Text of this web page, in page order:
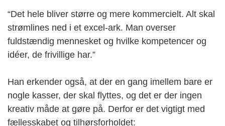
“Det hele bliver større og mere kommercielt. Alt skal
strømlines ned i et excel-ark. Man overser
fuldstændig mennesket og hvilke kompetencer og
idéer, de frivillige har.”
Han erkender også, at der en gang imellem bare er
nogle kasser, der skal flyttes, og det er der ingen
kreativ måde at gøre på. Derfor er det vigtigt med
fællesskabet og tilhørsforholdet: